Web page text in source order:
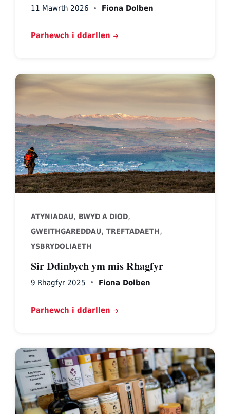
11 Mawrth 2026 Fiona Dolben
Parhewch i ddarllen
ATYNIADAU, BWYD A DIOD,
GWEITHGAREDDAU, TREFTADAETH,
YSBRYDOLIAETH
Sir Ddinbych ym mis Rhagfyr
9 Rhagfyr 2025 Fiona Dolben
Parhewch i ddarllen